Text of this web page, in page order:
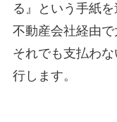
る』という手紙
不動産会社経由で
それでも支払わ
行します。